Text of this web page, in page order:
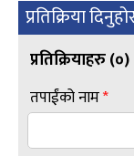
प्रतिक्रिया
प्रतिक्रियाहरु (०)
तपाईंको नाम*